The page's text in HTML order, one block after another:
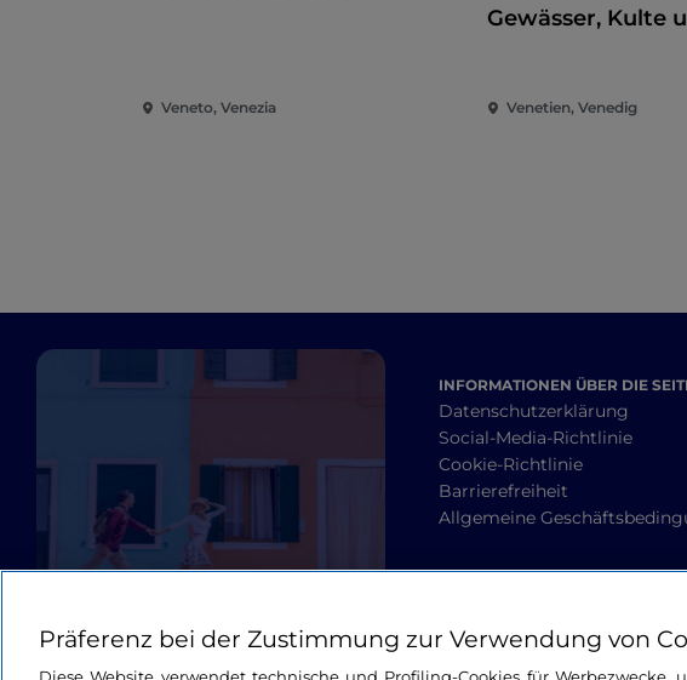
Veneto, Venezia
Gewässer, Kulte
Venetien, Venedig
INFORMATIONEN ÜBER DIE
Datenschutzerklärung
Social-Media-Richtlinie
Cookie-Richtlinie
Barrierefreiheit
Allgemeine
Präferenz bei der Zustimmung zur Verwendung von